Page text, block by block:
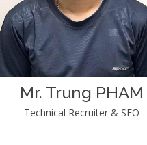
Mr. Trung PHAM
Technical Recruiter & SEO